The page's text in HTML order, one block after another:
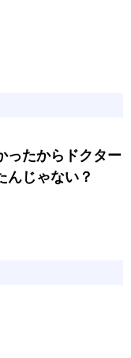
ったからドクター
んじゃない？